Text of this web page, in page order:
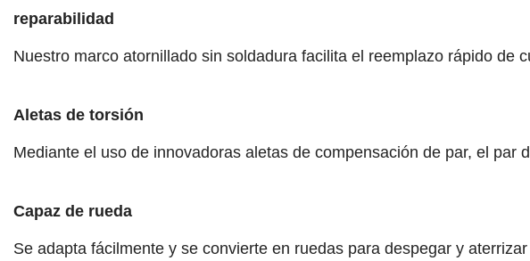
reparabilidad
Nuestro marco atornillado sin soldadura facilita el reemplazo rápido
Aletas de torsión
Mediante el uso de innovadoras aletas de compensación de par, el par
Capaz de rueda
Se adapta fácilmente y se convierte en ruedas para despegar y